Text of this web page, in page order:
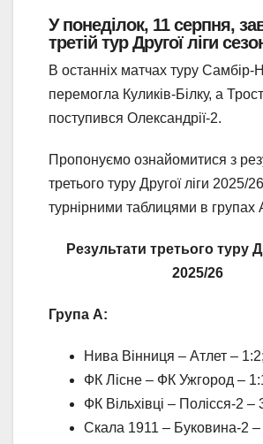
У понеділок, 11 серпня,
третій тур Другої ліги
В останніх матчах туру Самбір-
перемогла Куликів-Білку, а
поступився Олександрії-2.
Пропонуємо ознайомитися з
третього туру Другої ліги 2025/26
турнірними таблицями в групах
Результати третього туру
2025/26
Група A:
Нива Вінниця – Атлет – 1:2;
ФК Лісне – ФК Ужгород –
ФК Вільхівці – Полісся-2 –
Скала 1911 – Буковина-2 –